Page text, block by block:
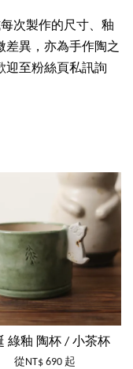
次製作的尺寸、釉
差異，亦為手作陶之
迎至粉絲頁私訊詢
綠釉 陶杯 / 小茶杯
從 NT$ 690 起